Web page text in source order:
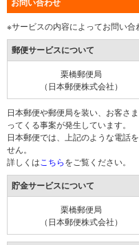
※サービスの内容によってお問い合
郵便サービスについて
栗橋郵便局
（日本郵便株式会社）
日本郵便や郵便局を装い、お客さ
ってくる事案が発生しています。
日本郵便では、上記のような電話
せん。
詳しくは こちらをご覧ください。
貯金サービスについて
栗橋郵便局
（日本郵便株式会社）